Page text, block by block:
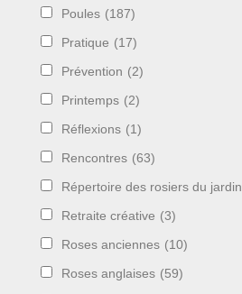
Poules (187)
Pratique (17)
Prévention (2)
Printemps (2)
Réflexions (1)
Rencontres (63)
Répertoire des rosiers du jardin
Retraite créative (3)
Roses anciennes (10)
Roses anglaises (59)